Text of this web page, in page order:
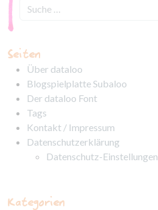
Seiten
Über dataloo
Blogspielplatte Subaloo
Der dataloo Font
Tags
Kontakt / Impressum
Datenschutzerklärung
Datenschutz-Einstellungen
Kategorien